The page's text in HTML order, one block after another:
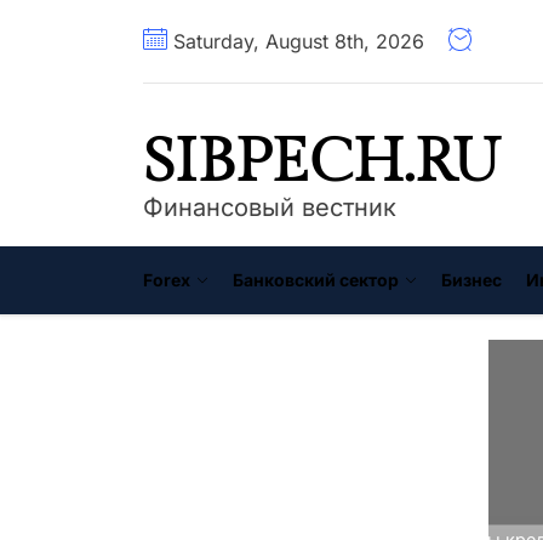
Saturday, August 8th, 2026
SIBPECH.RU
Финансовый вестник
Forex Банковский сектор Бизнес